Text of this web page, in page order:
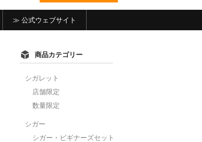
≫ 公式ウェブサイト
商品カテゴリー
シガレット
店舗限定
数量限定
シガー
シガー・ビギナーズセット